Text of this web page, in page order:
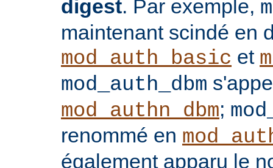
digest. Par exemple,
maintenant scindé en
mod_auth_basic et
mod_auth_dbm
mod_authn_dbm;
renommé en
également apparu le